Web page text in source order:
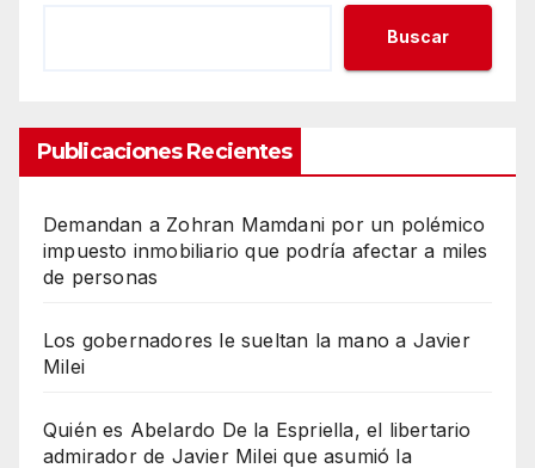
Buscar
Publicaciones Recientes
Demandan a Zohran Mamdani por un polémico
impuesto inmobiliario que podría afectar a miles
de personas
Los gobernadores le sueltan la mano a Javier
Milei
Quién es Abelardo De la Espriella, el libertario
admirador de Javier Milei que asumió la